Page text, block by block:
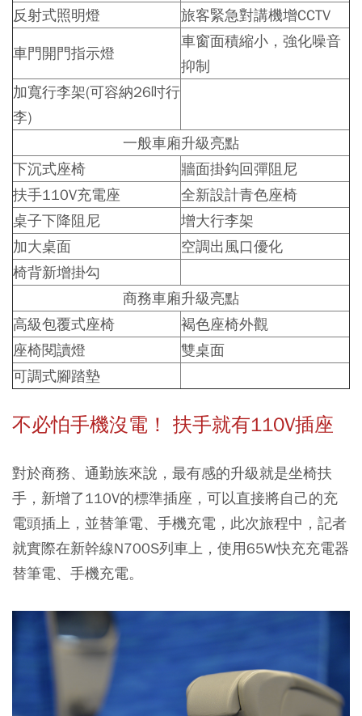
反射式照明燈
旅客緊急對講機增CCTV
車門開門指示燈
車窗面積縮小，強化噪音
抑制
加寬行李架(可容納26吋行
李)
一般車廂升級亮點
下沉式座椅
牆面掛鈎回彈阻尼
扶手110V充電座
全新設計青色座椅
桌子下降阻尼
增大行李架
加大桌面
空調出風口優化
椅背新增掛勾
商務車廂升級亮點
高級包覆式座椅
褐色座椅外觀
座椅閱讀燈
雙桌面
可調式腳踏墊
不必怕手機沒電！ 扶手就有110V插座
對於商務、通勤族來說，最有感的升級就是坐椅扶
手，新增了110V的標準插座，可以直接將自己的充
電頭插上，並替筆電、手機充電，此次旅程中，記者
就實際在新幹線N700S列車上，使用65W快充充電器
替筆電、手機充電。